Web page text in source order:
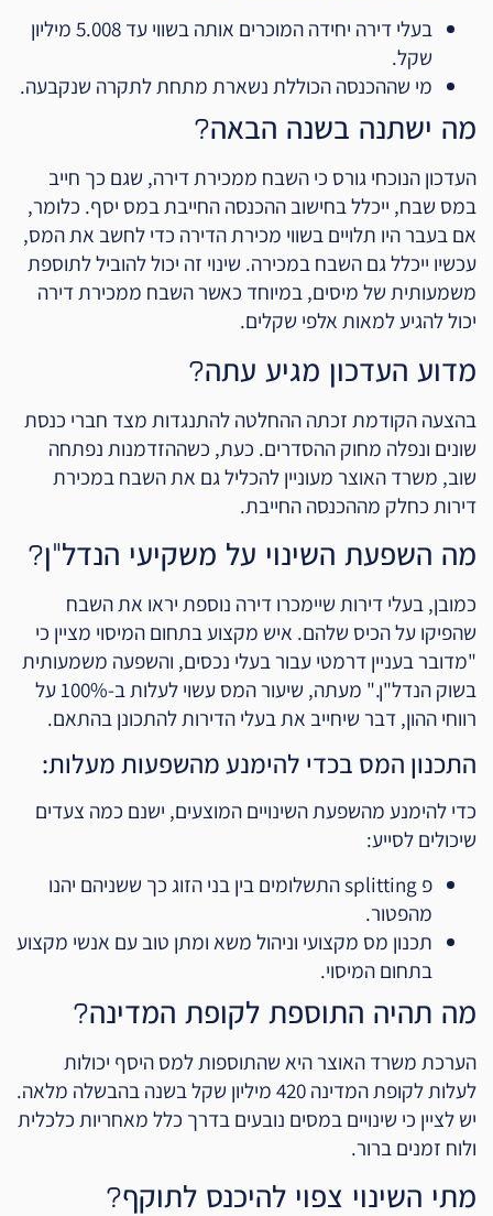
בעלי דירה יחידה המוכרים אותה בשווי עד 5.008 מיליון
שקל.
מי שההכנסה הכוללת נשארת מתחת לתקרה שנקבעה.
מה ישתנה בשנה הבאה?
העדכון הנוכחי גורס כי השבח ממכירת דירה, שגם כך חייב
במס שבח, ייכלל בחישוב ההכנסה החייבת במס יסף. כלומר,
אם בעבר היו תלויים בשווי מכירת הדירה כדי לחשב את המס,
עכשיו ייכלל גם השבח במכירה. שינוי זה יכול להוביל לתוספת
משמעותית של מיסים, במיוחד כאשר השבח ממכירת דירה
יכול להגיע למאות אלפי שקלים.
מדוע העדכון מגיע עתה?
בהצעה הקודמת זכתה ההחלטה להתנגדות מצד חברי כנסת
שונים ונפלה מחוק ההסדרים. כעת, כשההזדמנות נפתחה
שוב, משרד האוצר מעוניין להכליל גם את השבח במכירת
דירות כחלק מההכנסה החייבת.
מה השפעת השינוי על משקיעי הנדל"ן?
כמובן, בעלי דירות שיימכרו דירה נוספת יראו את השבח
שהפיקו על הכיס שלהם. איש מקצוע בתחום המיסוי מציין כי
"מדובר בעניין דרמטי עבור בעלי נכסים, והשפעה משמעותית
בשוק הנדל"ן." מעתה, שיעור המס עשוי לעלות ב-100% על
רווחי ההון, דבר שיחייב את בעלי הדירות להתכונן בהתאם.
התכנון המס בכדי להימנע מהשפעות מעלות:
כדי להימנע מהשפעת השינויים המוצעים, ישנם כמה צעדים
שיכולים לסייע:
פ splitting התשלומים בין בני הזוג כך ששניהם יהנו
מהפטור.
תכנון מס מקצועי וניהול משא ומתן טוב עם אנשי מקצוע
בתחום המיסוי.
מה תהיה התוספת לקופת המדינה?
הערכת משרד האוצר היא שהתוספות למס היסף יכולות
לעלות לקופת המדינה 420 מיליון שקל בשנה בהבשלה מלאה.
יש לציין כי שינויים במסים נובעים בדרך כלל מאחריות כלכלית
ולוח זמנים ברור.
מתי השינוי צפוי להיכנס לתוקף?